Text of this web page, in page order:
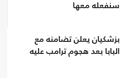
سنفعله معها
بزشكيان يعلن تضامنه مع
البابا بعد هجوم ترامب عليه